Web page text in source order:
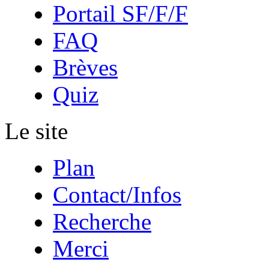
Portail SF/F/F
FAQ
Brèves
Quiz
Le site
Plan
Contact/Infos
Recherche
Merci